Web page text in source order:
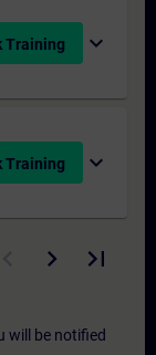
Training expand_more
Training expand_more
will be notified